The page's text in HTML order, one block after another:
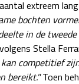
extreem
bochten
in de
Stella
competitief
bereikt."Toen